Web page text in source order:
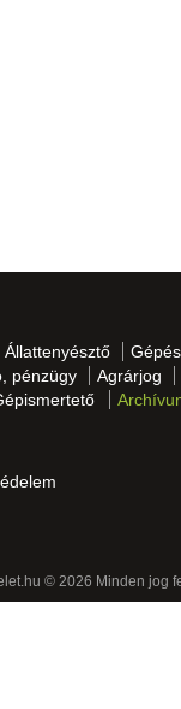
Állattenyésztő
pénzügy
Agrárjog
© 2026 Minden jog